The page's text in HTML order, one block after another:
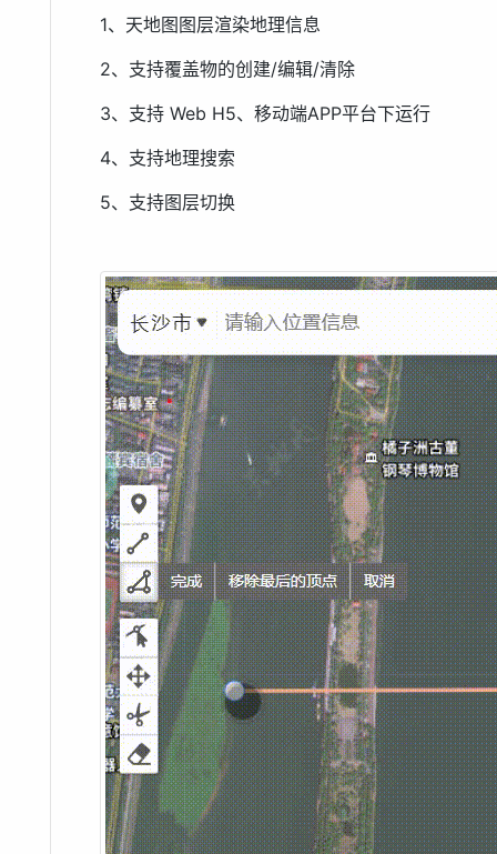
1、天地图图层渲染地理信息
2、支持覆盖物的创建/编辑/清除
3、支持 Web H5、移动端APP平台下运行
4、支持地理搜索
5、支持图层切换